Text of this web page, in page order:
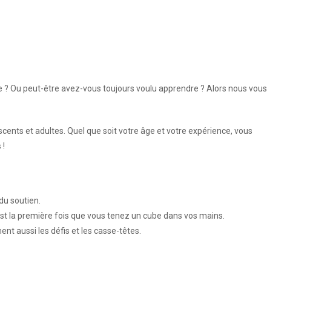
Ou peut-être avez-vous toujours voulu apprendre ? Alors nous vous
et adultes. Quel que soit votre âge et votre expérience, vous
!
soutien.
la première fois que vous tenez un cube dans vos mains.
aussi les défis et les casse-têtes.